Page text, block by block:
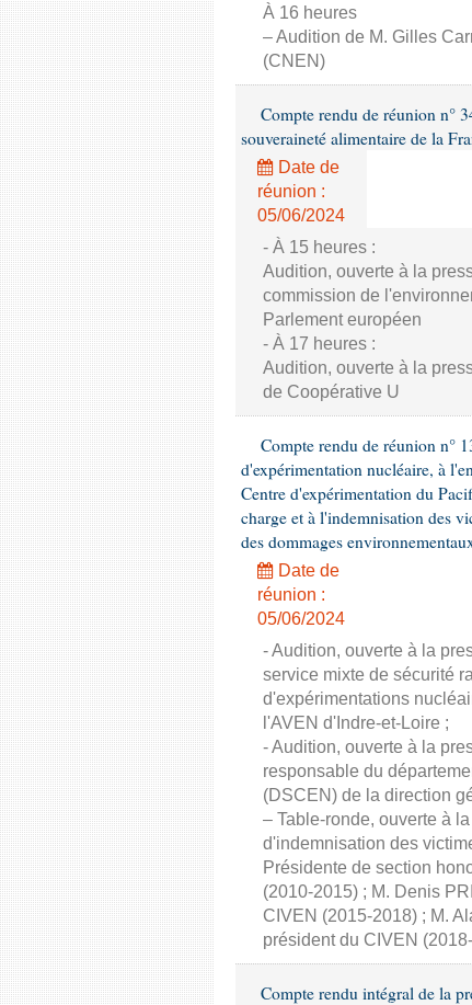
À 16 heures
– Audition de M. Gilles
(CNEN)
Compte rendu de réunion n°
souveraineté alimentaire de la
Date de
réunion :
05/06/2024
- À 15 heures :
Audition, ouverte à la
commission de
Parlement européen
- À 17 heures :
Audition, ouverte à la
de Coopérative U
Compte rendu de réunion n°
d'expérimentation nucléaire, à
Centre d'expérimentation du
charge et à l'indemnisation des
des dommages
Date de
réunion :
05/06/2024
- Audition, ouverte à la
service mixte de sécurité
d'expérimentations
l'AVEN d'Indre-et-Loire ;
- Audition, ouverte à la
responsable du
(DSCEN) de la direction
– Table-ronde, ouverte à
d'indemnisation des
Présidente de section
(2010-2015) ; M. Denis
CIVEN (2015-2018) ; M.
président du CIVEN
Compte rendu intégral de la